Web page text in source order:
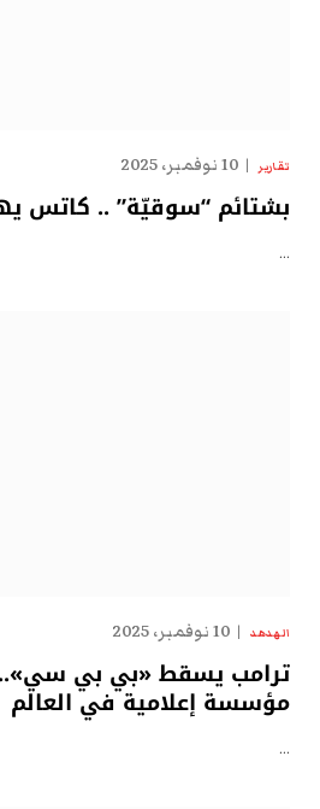
تقارير 10 نوفمبر، 2025
بشتائم “سوقيّة” .. كاتس
…
الهدهد 10 نوفمبر، 2025
ترامب يسقط «بي بي سي»..
مؤسسة إعلامية في العالم
…